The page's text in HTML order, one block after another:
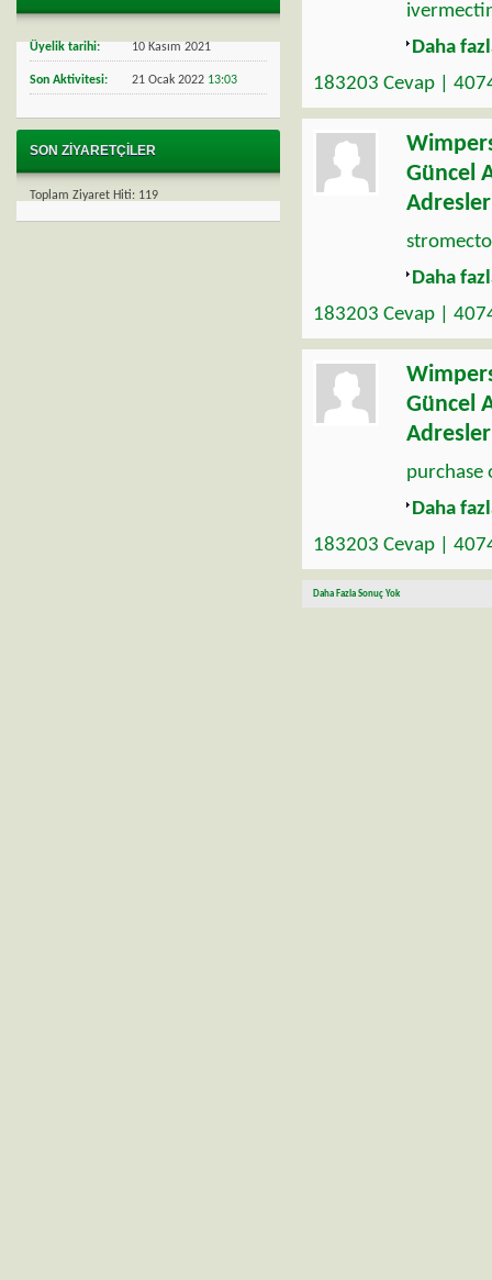
Üyelik tarihi 10 Kasım 2021
Son Aktivitesi 21 Ocak 2022 13:03
SON ZIYARETÇILER
Toplam Ziyaret Hiti: 119
Daha
183203 Cevap |
Güncel
Daha
183203 Cevap |
Güncel
purchase
Daha
183203 Cevap |
Daha Fazla Sonuç Yok